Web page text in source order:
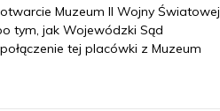
Muzeum II Wojny Światowej
tym, jak Wojewódzki Sąd
tej placówki z Muzeum